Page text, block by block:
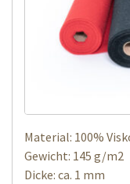
Material: 100%
Gewicht: 145 g/m2
Dicke: ca. 1 mm